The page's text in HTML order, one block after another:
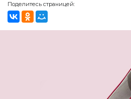
Поделитесь страницей: